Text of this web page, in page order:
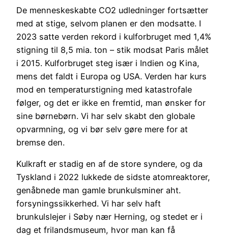
De menneskeskabte CO2 udledninger fortsætter
med at stige, selvom planen er den modsatte. I
2023 satte verden rekord i kulforbruget med 1,4%
stigning til 8,5 mia. ton – stik modsat Paris målet
i 2015. Kulforbruget steg især i Indien og Kina,
mens det faldt i Europa og USA. Verden har kurs
mod en temperaturstigning med katastrofale
følger, og det er ikke en fremtid, man ønsker for
sine børnebørn. Vi har selv skabt den globale
opvarmning, og vi bør selv gøre mere for at
bremse den.
Kulkraft er stadig en af de store syndere, og da
Tyskland i 2022 lukkede de sidste atomreaktorer,
genåbnede man gamle brunkulsminer aht.
forsyningssikkerhed. Vi har selv haft
brunkulslejer i Søby nær Herning, og stedet er i
dag et frilandsmuseum, hvor man kan få